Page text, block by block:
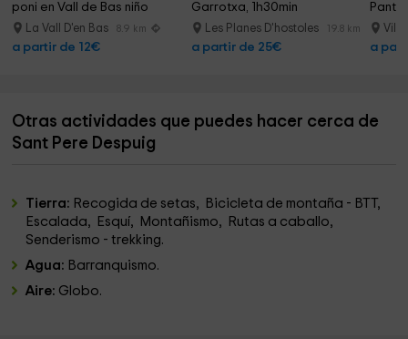
poni en Vall de Bas niño
La Vall D'en Bas 8.9 km
a partir de 12€
Garrotxa, 1h30min
Les Planes D'hostoles 19.8 km
a partir de 25€ a
Otras actividades que puedes hacer cerca de
Sant Pere Despuig
Tierra: Recogida de setas, Bicicleta de montaña - BTT,
Escalada, Esquí, Montañismo, Rutas a caballo,
Senderismo - trekking.
Agua: Barranquismo.
Aire: Globo.